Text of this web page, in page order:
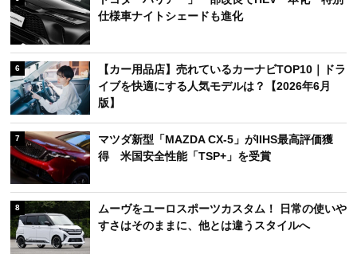
仕様車ナイトシェードも進化
6
【カー用品店】売れているカーナビTOP10｜ドラ
イブを快適にする人気モデルは？【2026年6月
版】
7
マツダ新型「MAZDA CX-5」がIIHS最高評価獲
得 米国安全性能「TSP+」を受賞
8
ムーヴをユーロスポーツカスタム！ 日常の使いや
すさはそのままに、他とは違うスタイルへ